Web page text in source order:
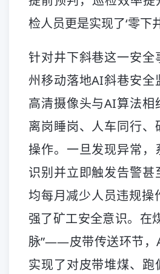
检人员更是实现了‘零下
针对井下斜巷这一安全
州移动落地AI斜巷安全
高清摄像头与AI算法相
离岗睡岗、人车同行、
操作。一旦发现异常，
识别并立即触发告警甚
均每月减少人员违规操
强了矿工安全意识。在
脉”——皮带传送环节，
实现了对皮带堆煤、跑